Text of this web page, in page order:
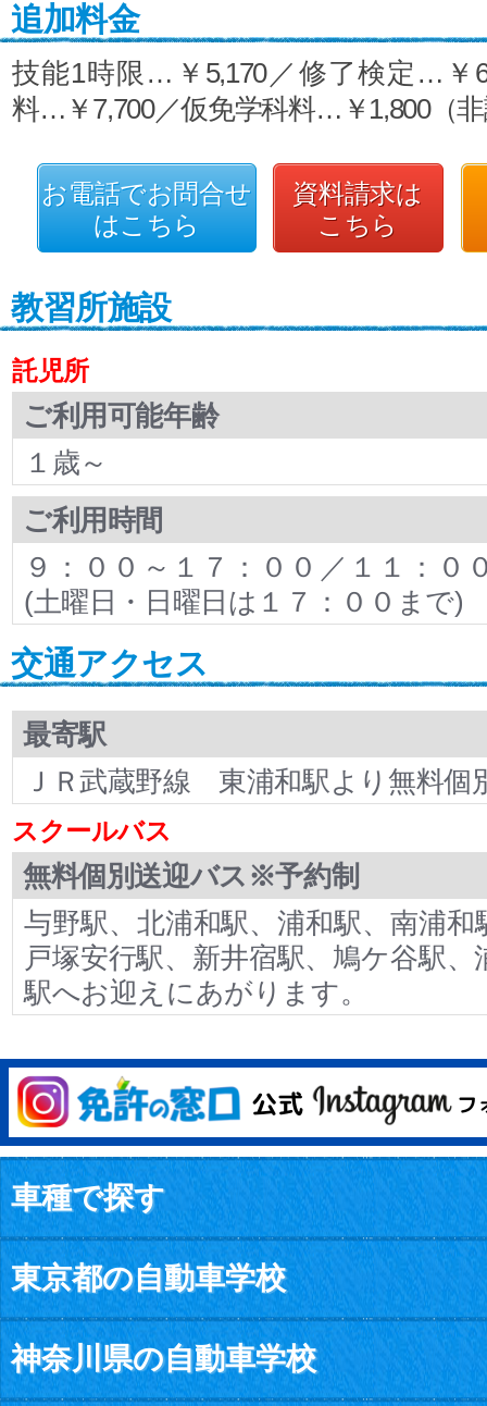
追加料金
技能1時限…￥5,170／修了検定…￥
料…￥7,700／仮免学科料…￥1,800（
お電話でお問合せ
はこちら
資料請求は
こちら
教習所施設
託児所
ご利用可能年齢
１歳～
ご利用時間
９：００～１７：００／１１：０
(土曜日・日曜日は１７：００まで)
交通アクセス
最寄駅
ＪＲ武蔵野線 東浦和駅より無料個
スクールバス
無料個別送迎バス※予約制
与野駅、北浦和駅、浦和駅、南浦和
戸塚安行駅、新井宿駅、鳩ケ谷駅、
駅へお迎えにあがります。
車種で探す
東京都の自動車学校
神奈川県の自動車学校